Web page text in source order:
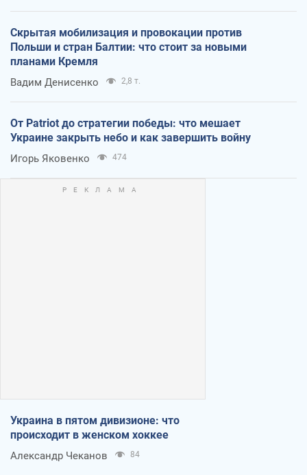
Скрытая мобилизация и провокации против
Польши и стран Балтии: что стоит за новыми
планами Кремля
Вадим Денисенко 2,8 т.
От Patriot до стратегии победы: что мешает
Украине закрыть небо и как завершить войну
Игорь Яковенко 474
Украина в пятом дивизионе: что
происходит в женском хоккее
Александр Чеканов 84